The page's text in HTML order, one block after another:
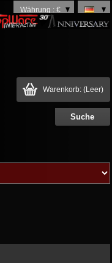
Währung : €
Warenkorb: (Leer)